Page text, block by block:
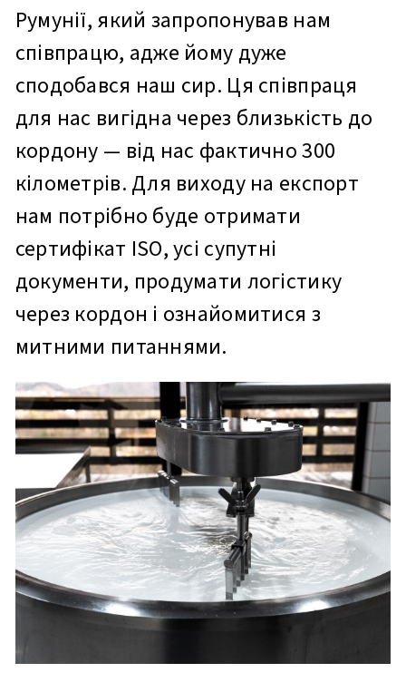
Румунії, який запропонував нам
співпрацю, адже йому дуже
сподобався наш сир. Ця співпраця
для нас вигідна через близькість до
кордону — від нас фактично 300
кілометрів. Для виходу на експорт
нам потрібно буде отримати
сертифікат ISO, усі супутні
документи, продумати логістику
через кордон і ознайомитися з
митними питаннями.